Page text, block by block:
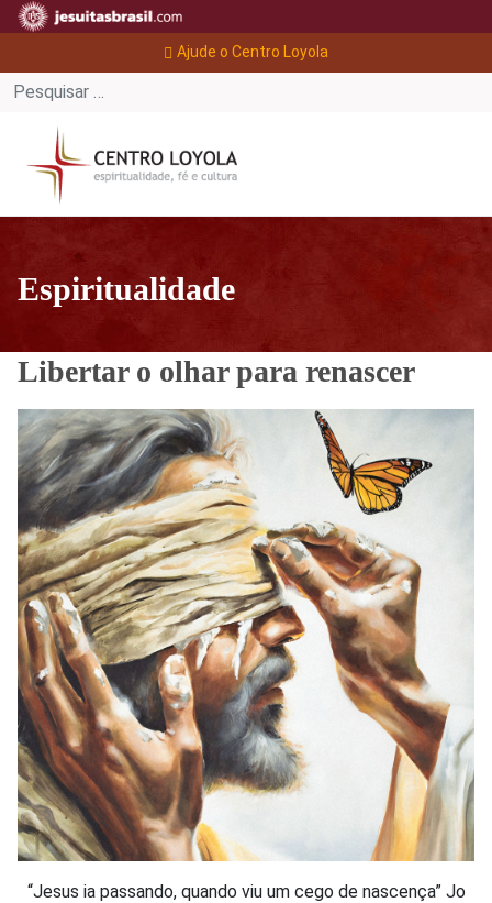
Ajude o Centro Loyola
Espiritualidade
Libertar o olhar para renascer
“Jesus ia passando, quando viu um cego de nascença” Jo